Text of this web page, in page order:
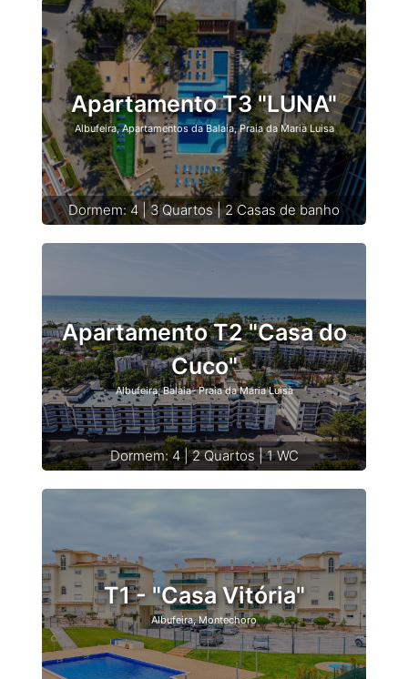
Apartamento T3 "LUNA"
Albufeira, Apartamentos da Balaia, Praia da Maria Luisa
Dormem: 4 | 3 Quartos | 2 Casas de banho
Apartamento T2 "Casa do
Cuco"
Albufeira, Balaia- Praia da Maria Luisa
Dormem: 4 | 2 Quartos | 1 WC
T1 - "Casa Vitória"
Albufeira, Montechoro